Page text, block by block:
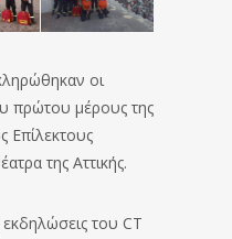
οι
πρώτου μέρους της
Επίλεκτους
της Αττικής.
του CT